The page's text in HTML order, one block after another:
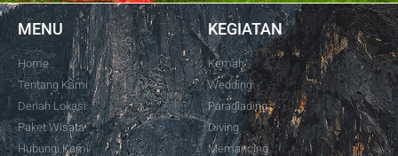
MENU
Home
Tentang Kami
Denah Lokasi
Paket Wisata
Hubungi Kami
KEGIATAN
Kemah
Wedding
Paraglading
Diving
Memancing